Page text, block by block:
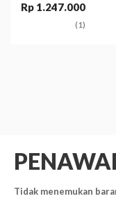
Rp 1.247.000
(1)
Tidak menemukan